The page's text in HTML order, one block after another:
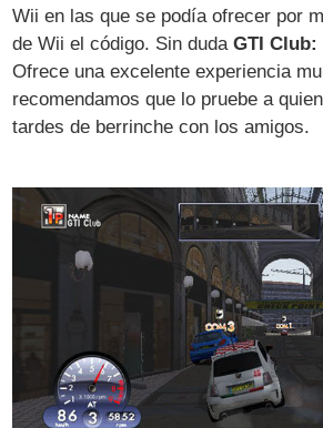
Wii en las que se podía ofrecer por
de Wii el código. Sin dudaGTI Club:
Ofrece una excelente experiencia
recomendamos que lo pruebe a
tardes de berrinche con los amigos.